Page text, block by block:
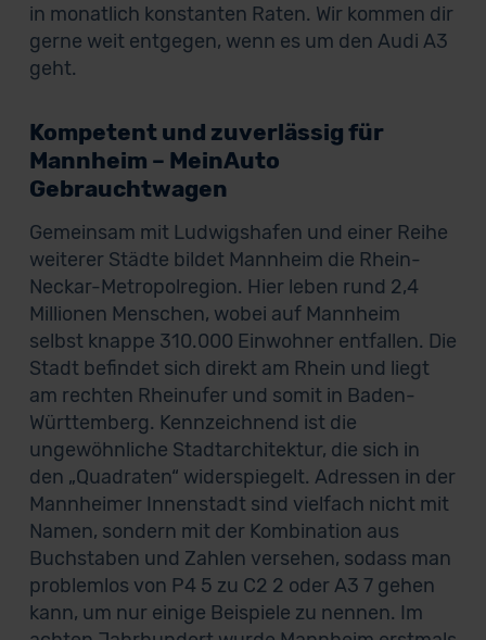
in monatlich konstanten Raten. Wir kommen dir
gerne weit entgegen, wenn es um den Audi A3
geht.
Kompetent und zuverlässig für
Mannheim – MeinAuto
Gebrauchtwagen
Gemeinsam mit Ludwigshafen und einer Reihe
weiterer Städte bildet Mannheim die Rhein-
Neckar-Metropolregion. Hier leben rund 2,4
Millionen Menschen, wobei auf Mannheim
selbst knappe 310.000 Einwohner entfallen. Die
Stadt befindet sich direkt am Rhein und liegt
am rechten Rheinufer und somit in Baden-
Württemberg. Kennzeichnend ist die
ungewöhnliche Stadtarchitektur, die sich in
den „Quadraten“ widerspiegelt. Adressen in der
Mannheimer Innenstadt sind vielfach nicht mit
Namen, sondern mit der Kombination aus
Buchstaben und Zahlen versehen, sodass man
problemlos von P4 5 zu C2 2 oder A3 7 gehen
kann, um nur einige Beispiele zu nennen. Im